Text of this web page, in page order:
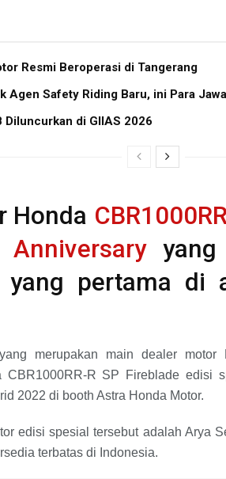
Resmi Beroperasi di Tangerang
Agen Safety Riding Baru, ini Para
di GIIAS 2026
Honda
yang
pertama di
merupakan main dealer motor
CBR1000RR-R SP Fireblade edisi
2022 di booth Astra Honda Motor.
edisi spesial tersebut adalah Arya
terbatas di Indonesia.